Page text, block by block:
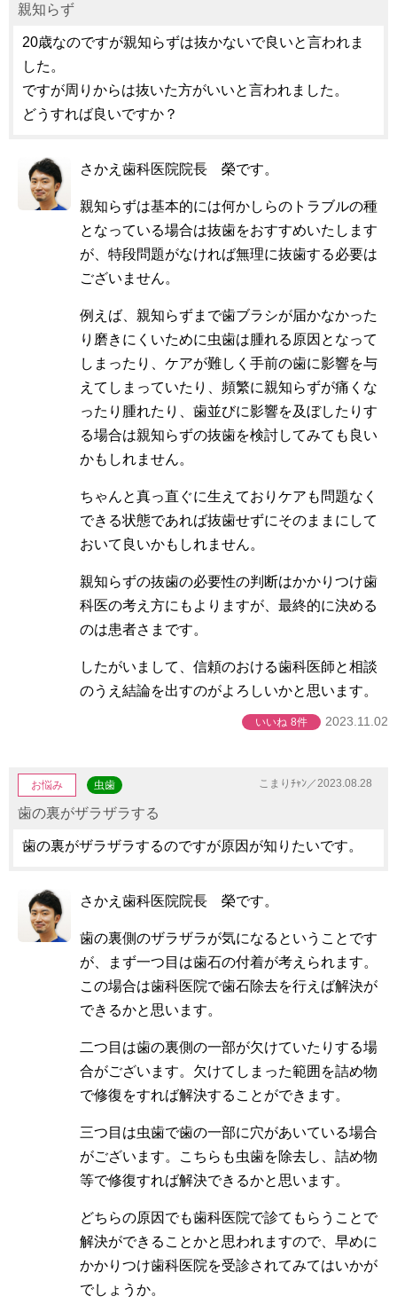
親知らず
20歳なのですが親知らずは抜かないで良いと言われま
した。
ですが周りからは抜いた方がいいと言われました。
どうすれば良いですか？
さかえ歯科医院院長 榮です。
親知らずは基本的には何かしらのトラブルの種
となっている場合は抜歯をおすすめいたします
が、特段問題がなければ無理に抜歯する必要は
ございません。
例えば、親知らずまで歯ブラシが届かなかった
り磨きにくいために虫歯は腫れる原因となって
しまったり、ケアが難しく手前の歯に影響を与
えてしまっていたり、頻繁に親知らずが痛くな
ったり腫れたり、歯並びに影響を及ぼしたりす
る場合は親知らずの抜歯を検討してみても良い
かもしれません。
ちゃんと真っ直ぐに生えておりケアも問題なく
できる状態であれば抜歯せずにそのままにして
おいて良いかもしれません。
親知らずの抜歯の必要性の判断はかかりつけ歯
科医の考え方にもよりますが、最終的に決める
のは患者さまです。
したがいまして、信頼のおける歯科医師と相談
のうえ結論を出すのがよろしいかと思います。
いいね 8件 2023.11.02
こまりﾁｬﾝ／2023.08.28
お悩み 虫歯
歯の裏がザラザラする
歯の裏がザラザラするのですが原因が知りたいです。
さかえ歯科医院院長 榮です。
歯の裏側のザラザラが気になるということです
が、まず一つ目は歯石の付着が考えられます。
この場合は歯科医院で歯石除去を行えば解決が
できるかと思います。
二つ目は歯の裏側の一部が欠けていたりする場
合がございます。欠けてしまった範囲を詰め物
で修復をすれば解決することができます。
三つ目は虫歯で歯の一部に穴があいている場合
がございます。こちらも虫歯を除去し、詰め物
等で修復すれば解決できるかと思います。
どちらの原因でも歯科医院で診てもらうことで
解決ができることかと思われますので、早めに
かかりつけ歯科医院を受診されてみてはいかが
でしょうか。